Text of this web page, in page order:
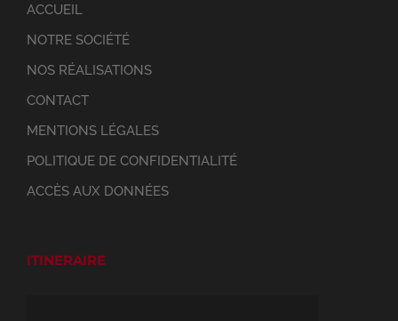
ACCUEIL
NOTRE SOCIÉTÉ
NOS RÉALISATIONS
CONTACT
MENTIONS LÉGALES
POLITIQUE DE CONFIDENTIALITÉ
ACCÈS AUX DONNÉES
ITINERAIRE